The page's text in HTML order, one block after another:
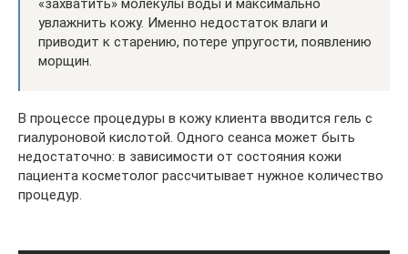
«захватить» молекулы воды и максимально
увлажнить кожу. Именно недостаток влаги и
приводит к старению, потере упругости, появлению
морщин.
В процессе процедуры в кожу клиента вводится гель с
гиалуроновой кислотой. Одного сеанса может быть
недостаточно: в зависимости от состояния кожи
пациента косметолог рассчитывает нужное количество
процедур.